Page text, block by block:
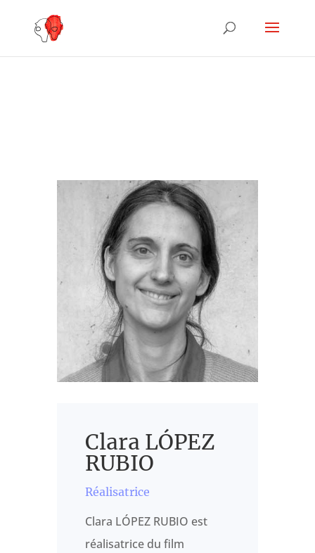
Clara LÓPEZ
RUBIO
Réalisatrice
Clara LÓPEZ RUBIO est
réalisatrice du film